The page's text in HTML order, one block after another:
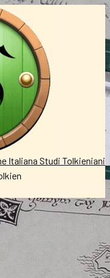
Italiana Studi Tolkieniani